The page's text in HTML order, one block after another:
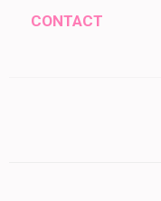
CONTACT